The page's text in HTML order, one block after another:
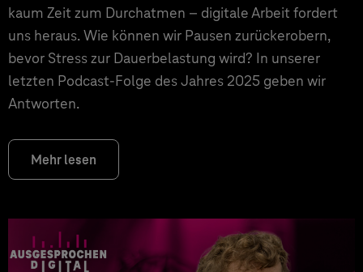
kaum Zeit zum Durchatmen – digitale Arbeit fordert
uns heraus. Wie können wir Pausen zurückerobern,
bevor Stress zur Dauerbelastung wird? In unserer
letzten Podcast-Folge des Jahres 2025 geben wir
Antworten.
Mehr lesen